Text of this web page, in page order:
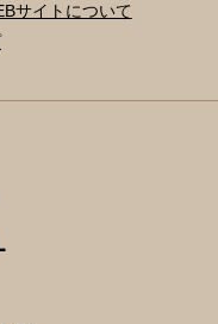
サイトについて